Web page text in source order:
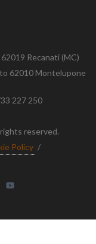
Recanati (MC)
62010 Montelupone
227 250
reserved.
Policy /